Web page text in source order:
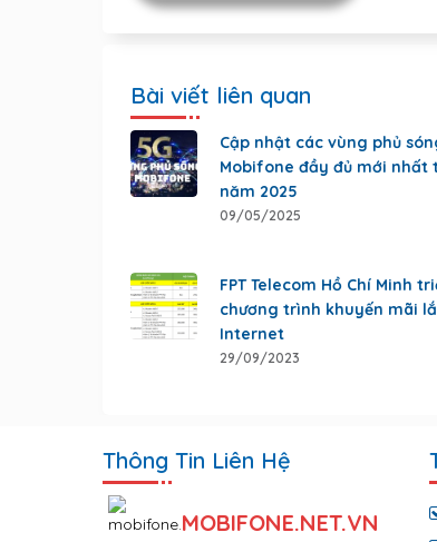
Bài viết liên quan
Cập nhật các vùng phủ
Mobifone đầy đủ mới nhất
năm 2025
09/05/2025
FPT Telecom Hồ Chí Minh
chương trình khuyến mãi
Internet
29/09/2023
Thông Tin Liên Hệ
MOBIFONE.NET.VN